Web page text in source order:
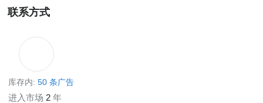
senior technicians, we provide customized modification solutions
including interior layout adjustment, power system upgrading and
exterior renovation tailored to local road conditions and
passenger transport demands of different countries, fully meeting
customers’ differentiated vehicle usage requirements. Our yard
always keeps over 200 units in stock, with a full range of large,
medium and small buses from Yutong, King Long, Higer,
联系方式
库存内: 50 条广告
进入市场 2 年